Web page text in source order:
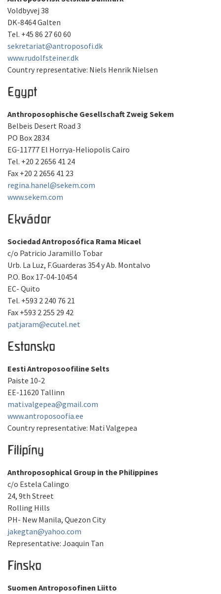
Voldbyvej 38
DK-8464 Galten
Tel. +45 86 27 60 60
sekretariat@antroposofi.dk
www.rudolfsteiner.dk
Country representative: Niels Henrik Nielsen
Egypt
Anthroposophische Gesellschaft Zweig Sekem
Belbeis Desert Road 3
PO Box 2834
EG-11777 El Horrya-Heliopolis Cairo
Tel. +20 2 2656 41 24
Fax +20 2 2656 41 23
regina.hanel@sekem.com
www.sekem.com
Ekvádor
Sociedad Antroposófica Rama Micael
c/o Patricio Jaramillo Tobar
Urb. La Luz, F.Guarderas 354 y Ab. Montalvo
P.O. Box 17-04-10454
EC- Quito
Tel. +593 2 240 76 21
Fax +593 2 255 29 42
patjaram@ecutel.net
Estonsko
Eesti Antroposoofiline Selts
Paiste 10-2
EE-11620 Tallinn
mati.valgepea@gmail.com
www.antroposoofia.ee
Country representative: Mati Valgepea
Filipíny
Anthroposophical Group in the Philippines
c/o Estela Calingo
24, 9th Street
Rolling Hills
PH- New Manila, Quezon City
jakegtan@yahoo.com
Representative: Joaquin Tan
Finsko
Suomen Antroposofinen Liitto